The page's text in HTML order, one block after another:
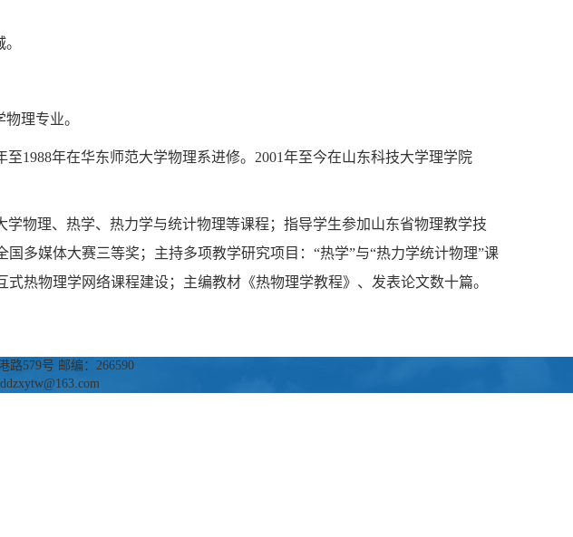
理专业。
至1988年在华东师范大学物理系进修。2001年至今在山东科技大学理学院
物理、热学、热力学与统计物理等课程；指导学生参加山东省物理教学技
多媒体大赛三等奖；主持多项教学研究项目：“热学”与“热力学统计物理”课
热物理学网络课程建设；主编教材《热物理学教程》、发表论文数十篇。
路579号 邮编：266590